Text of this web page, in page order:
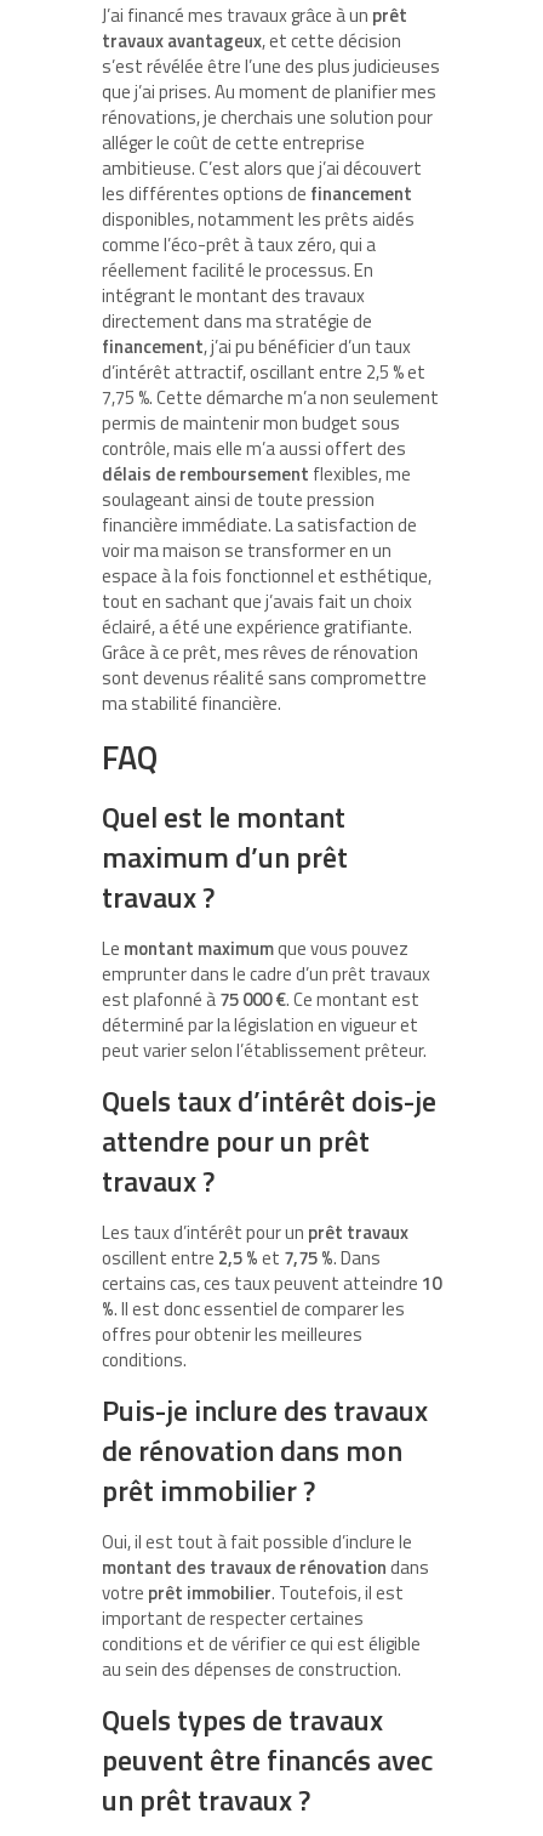
J’ai financé mes travaux grâce à un prêt
travaux avantageux, et cette décision
s’est révélée être l’une des plus judicieuses
que j’ai prises. Au moment de planifier mes
rénovations, je cherchais une solution pour
alléger le coût de cette entreprise
ambitieuse. C’est alors que j’ai découvert
les différentes options de financement
disponibles, notamment les prêts aidés
comme l’éco-prêt à taux zéro, qui a
réellement facilité le processus. En
intégrant le montant des travaux
directement dans ma stratégie de
financement, j’ai pu bénéficier d’un taux
d’intérêt attractif, oscillant entre 2,5 % et
7,75 %. Cette démarche m’a non seulement
permis de maintenir mon budget sous
contrôle, mais elle m’a aussi offert des
délais de remboursement flexibles, me
soulageant ainsi de toute pression
financière immédiate. La satisfaction de
voir ma maison se transformer en un
espace à la fois fonctionnel et esthétique,
tout en sachant que j’avais fait un choix
éclairé, a été une expérience gratifiante.
Grâce à ce prêt, mes rêves de rénovation
sont devenus réalité sans compromettre
ma stabilité financière.
FAQ
Quel est le montant
maximum d’un prêt
travaux ?
Le montant maximumque vous pouvez
emprunter dans le cadre d’un prêt travaux
est plafonné à75 000 €. Ce montant est
déterminé par la législation en vigueur et
peut varier selon l’établissement prêteur.
Quels taux d’intérêt dois-je
attendre pour un prêt
travaux ?
Les taux d’intérêt pour un prêt travaux
oscillent entre 2,5 %et 7,75 %. Dans
certains cas, ces taux peuvent atteindre 10
%. Il est donc essentiel de comparer les
offres pour obtenir les meilleures
conditions.
Puis-je inclure des travaux
de rénovation dans mon
prêt immobilier ?
Oui, il est tout à fait possible d’inclure le
montant des travaux de rénovationdans
votre prêt immobilier. Toutefois, il est
important de respecter certaines
conditions et de vérifier ce qui est éligible
au sein des dépenses de construction.
Quels types de travaux
peuvent être financés avec
un prêt travaux ?